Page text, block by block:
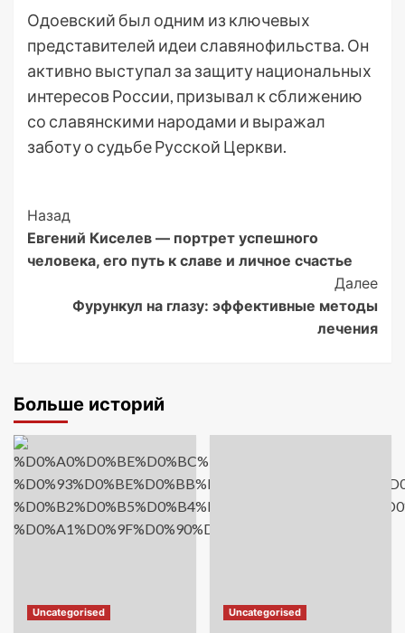
Одоевский был одним из ключевых
представителей идеи славянофильства. Он
активно выступал за защиту национальных
интересов России, призывал к сближению
со славянскими народами и выражал
заботу о судьбе Русской Церкви.
Post
Navigation
Назад
Евгений Киселев — портрет успешного
человека, его путь к славе и личное счастье
Далее
Фурункул на глазу: эффективные методы
лечения
Больше историй
Uncategorised Uncategorised